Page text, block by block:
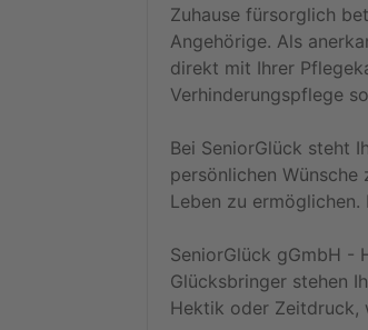
Zuhause fürsorglich
Angehörige. Als
direkt mit Ihrer
Verhinderungspflege
Bei SeniorGlück steht
persönlichen
Leben zu
SeniorGlück gGmbH -
Glücksbringer stehen
Hektik oder Zeitdruck,